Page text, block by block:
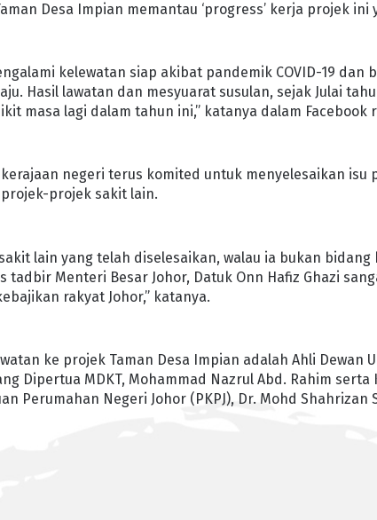
Desa Impian memantau ‘progress’ kerja projek
kelewatan siap akibat pandemik COVID-19
Hasil lawatan dan mesyuarat susulan, sejak Julai
masa lagi dalam tahun ini,” katanya dalam Facebook
negeri terus komited untuk menyelesaikan
projek sakit lain.
lain yang telah diselesaikan, walau ia bukan
tadbir Menteri Besar Johor, Datuk Onn Hafiz Ghazi
rakyat Johor,” katanya.
ke projek Taman Desa Impian adalah Ahli Dewan
Dipertua MDKT, Mohammad Nazrul Abd. Rahim serta
Perumahan Negeri Johor (PKPJ), Dr. Mohd Shahrizan